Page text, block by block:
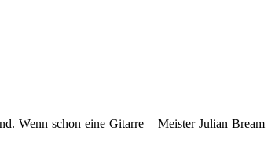
Wenn schon eine Gitarre – Meister Julian Bream